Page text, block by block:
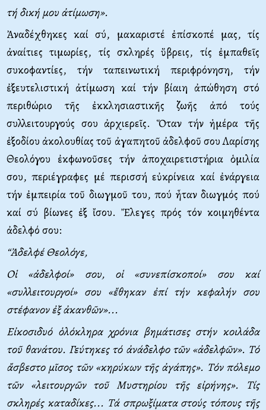
τή δική μου ἀτίμωση».
Ἀναδέχθηκες καί σύ, μακαριστέ ἐπίσκοπέ μας, τίς
ἀναίτιες τιμωρίες, τίς σκληρές ὕβρεις, τίς ἐμπαθεῖς
συκοφαντίες, τήν ταπεινωτική περιφρόνηση, τήν
ἐξευτελιστική ἀτίμωση καί τήν βίαιη ἀπώθηση στό
περιθώριο τῆς ἐκκλησιαστικῆς ζωῆς ἀπό τούς
συλλειτουργούς σου ἀρχιερεῖς. Ὅταν τήν ἡμέρα τῆς
ἐξοδίου ἀκολουθίας τοῦ ἀγαπητοῦ ἀδελφοῦ σου Λαρίσης
Θεολόγου ἐκφωνοῦσες τήν ἀποχαιρετιστήρια ὁμιλία
σου, περιέγραφες μέ περισσή εὐκρίνεια καί ἐνάργεια
τήν ἐμπειρία τοῦ διωγμοῦ του, πού ἦταν διωγμός πού
καί σύ βίωνες ἐξ ἴσου. Ἔλεγες πρός τόν κοιμηθέντα
ἀδελφό σου:
“Ἀδελφέ Θεολόγε,
Oἱ «ἀδελφοί» σου, οἱ «συνεπίσκοποί» σου καί
«συλλειτουργοί» σου «ἔθηκαν ἐπί τήν κεφαλήν σου
στέφανον ἐξ ἀκανθῶν»...
Eἰκοσιδυό ὁλόκληρα χρόνια βημάτισες στήν κοιλάδα
τοῦ θανάτου. Γεύτηκες τό ἀνάδελφο τῶν «ἀδελφῶν». Tό
ἄσβεστο μῖσος τῶν «κηρύκων τῆς ἀγάπης». Tόν πόλεμο
τῶν «λειτουργῶν τοῦ Mυστηρίου τῆς εἰρήνης». Tίς
σκληρές καταδίκες... Tά σπρωξίματα στούς τόπους τῆς